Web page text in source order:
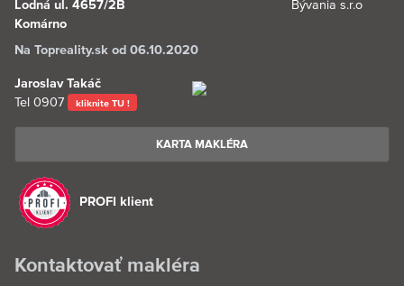
Lodná ul. 4657/2B
Komárno
Na Topreality.sk od 06.10.2020
Jaroslav Takáč
Tel 0907 kliknite TU !
KARTA MAKLÉRA
PROFI klient
Kontaktovať makléra